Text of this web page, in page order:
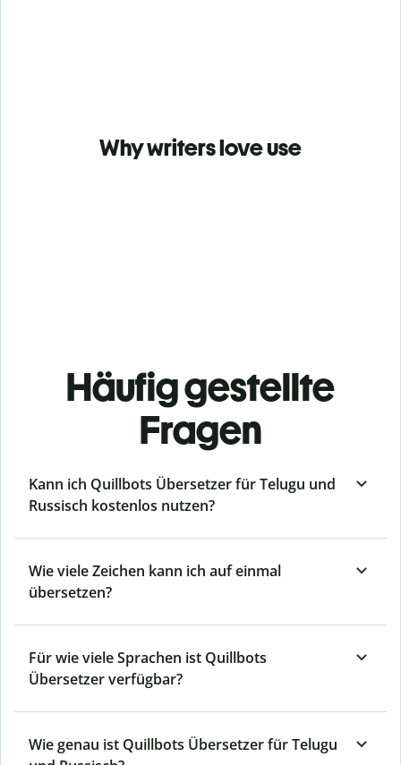
Why writers love use
Häufig gestellte
Fragen
Kann ich Quillbots Übersetzer für Telugu und
Russisch kostenlos nutzen?
Wie viele Zeichen kann ich auf einmal
übersetzen?
Für wie viele Sprachen ist Quillbots
Übersetzer verfügbar?
Wie genau ist Quillbots Übersetzer für Telugu